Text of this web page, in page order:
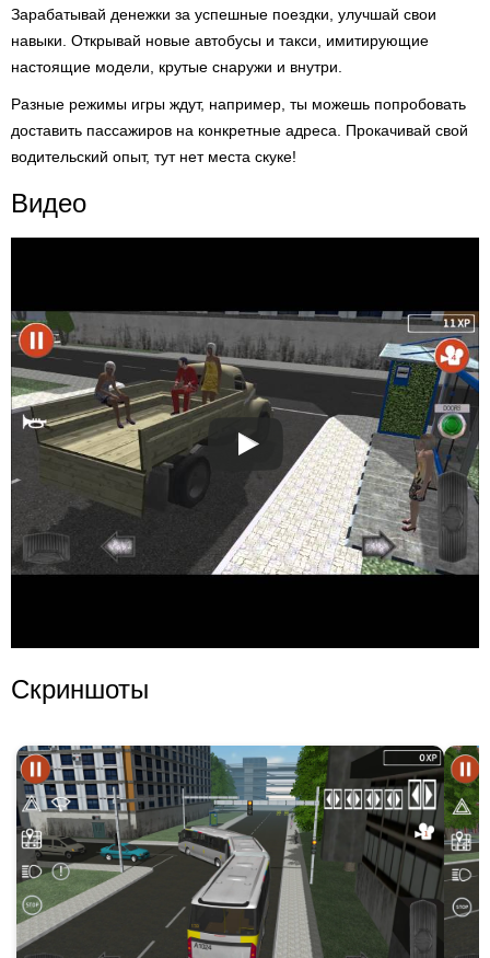
Зарабатывай денежки за успешные поездки, улучшай свои
навыки. Открывай новые автобусы и такси, имитирующие
настоящие модели, крутые снаружи и внутри.
Разные режимы игры ждут, например, ты можешь попробовать
доставить пассажиров на конкретные адреса. Прокачивай свой
водительский опыт, тут нет места скуке!
Видео
Скриншоты